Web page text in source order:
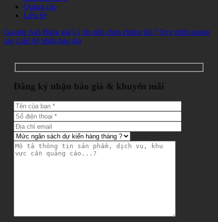
Quảng cáo
Liên hệ
Google Ads Bảng giá Lý do nên chọn chúng tôi ? Quy trình quảng
cáo Liên hệ nhận báo giá
Đăng ký nhận báo giá & khuyến mãi